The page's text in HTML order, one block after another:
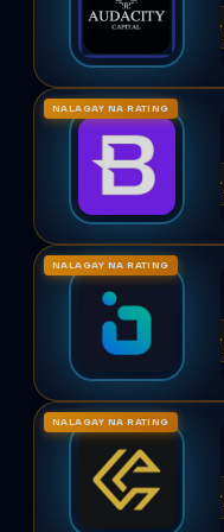
⚠
NALAGAY NA RATING
⚠
NALAGAY NA RATING
⚠
NALAGAY NA RATING
⚠